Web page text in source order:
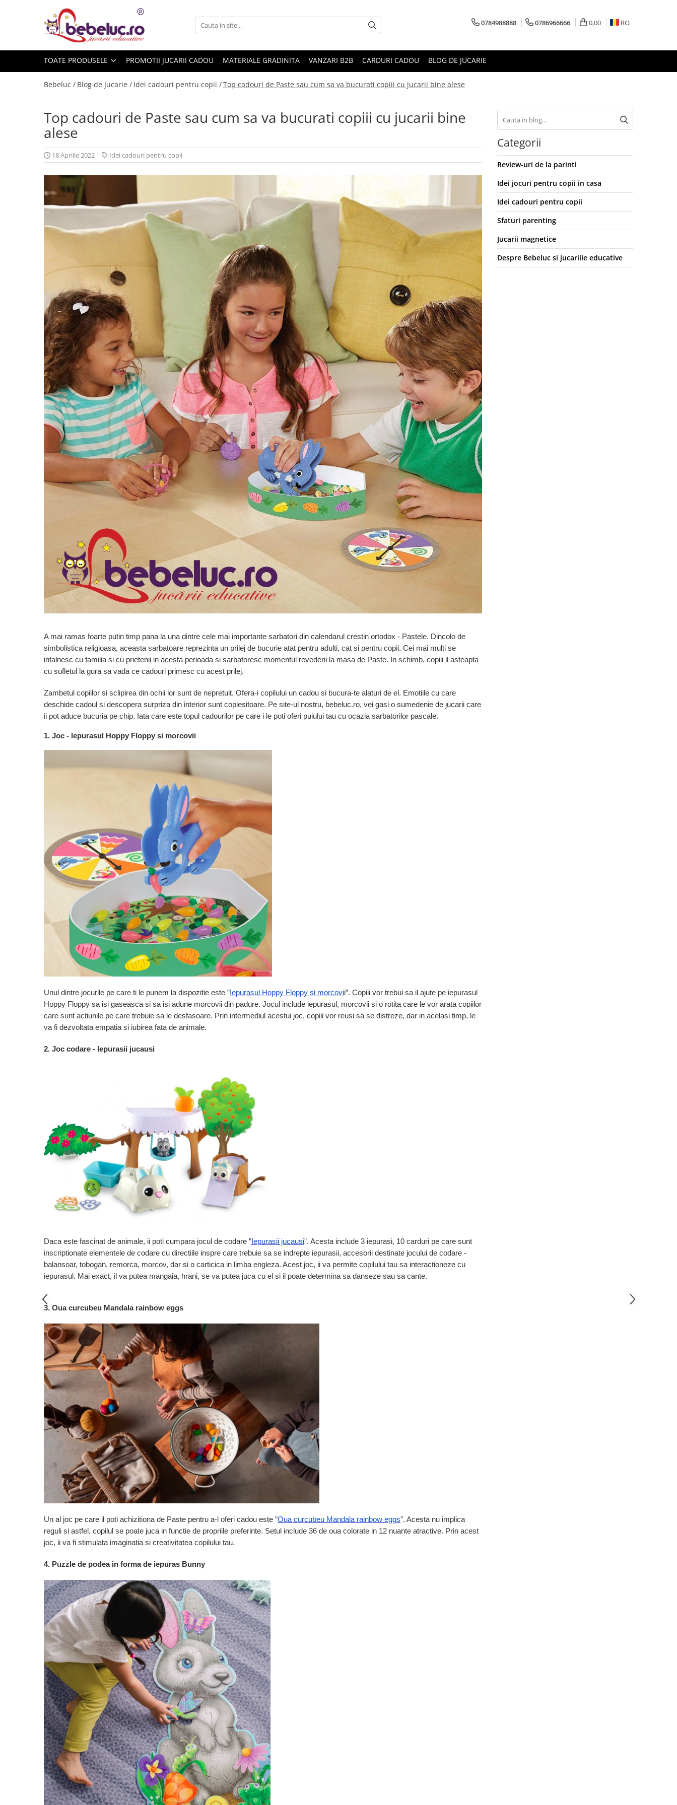
Toate Produsele
Set constructie copii
Cuburi de construit
Seturi Experimente pentru copii
Organele Corpului Uman
Roboti de jucarie
Jucarii Creativitate
Lucru manual copii
Seturi de desen
Seturi de pictura pentru copii
Jucarii interactive
Proiector pentru copii
Instrumente muzicale pentru copii
Caruseluri muzicale
Storytelling
Bucatarii pentru copii
Banc de lucru pentru copii
Papusi de mana
Casa de papusi
Bormasina magica
Costum Halloween Copii
Papusi si Bebelusi Reborn
Animale de jucarie
Jucarii cu Dinozauri
Figurine cu animale domestice
Figurine plus
Nevoi speciale si sindrom Down
Jucarii cu alfabet
Seturi Numberblocks
Jucarii de motricitate
Puzzle clasic
Puzzle incastru
Puzzle de podea
Jucarii bebelusi
Jucarii de baie
Jucarii dentitie
Jucarii senzoriale
Saltele de activitati pentru bebe
Jocuri Magnetice
Jocuri de societate
Jocuri cu litere
Jocuri cu numere
Jocuri de indemanare
Jocuri de podea
Carti pe alese
Carti pentru copii 1 an
Carti de colorat
Carticele interactive
Idei cadou fetite
Cadouri ieftine pentru copii
Cadouri botez
Cadou copii 2 ani
Cadou copii 4 ani
Cadou copii 6 ani
Cadou copii 7 ani
Cadou copii 8 ani
Cadou copii 9 ani
Cadou copii 10 ani
Cadou copii 11 ani
Cadou copii 12 ani
Caserola compartimentata copii
Etui Ochelari
Ghiozdan baieti
Sacose si Genti
Umbrela copii
Cutiuta metalica
Accesorii bebelusi
Veioza copii
Decoratiuni camera copilului
Produse de Curatenie
Jucarii exterior
Trotinete copii
Jucarii curte
Leagane copii
Karturi copii
Biciclete copii
Trambulina copii
0784988888 0786966666 0,00 RO
TOATE PRODUSELE PROMOTII JUCARII CADOU MATERIALE GRADINITA VANZARI B2B CARDURI CADOU BLOG DE JUCARIE
Bebeluc / Blog de Jucarie / Idei cadouri pentru copii /Top cadouri de Paste sau cum sa va bucurati copiii cu jucarii bine alese
Top cadouri de Paste sau cum sa va bucurati copiii cu jucarii bine
alese
18 Aprilie 2022 | Idei cadouri pentru copii
A mai ramas foarte putin timp pana la una dintre cele mai importante sarbatori din calendarul crestin ortodox - Pastele. Dincolo de
simbolistica religioasa, aceasta sarbatoare reprezinta un prilej de bucurie atat pentru adulti, cat si pentru copii. Cei mai multi se
intalnesc cu familia si cu prietenii in acesta perioada si sarbatoresc momentul revederii la masa de Paste. In schimb, copiii il asteapta
cu sufletul la gura sa vada ce cadouri primesc cu acest prilej.
Zambetul copiilor si sclipirea din ochii lor sunt de nepretuit. Ofera-i copilului un cadou si bucura-te alaturi de el. Emotiile cu care
deschide cadoul si descopera surpriza din interior sunt coplesitoare. Pe site-ul nostru, bebeluc.ro, vei gasi o sumedenie de jucarii care
ii pot aduce bucuria pe chip. Iata care este topul cadourilor pe care i le poti oferi puiului tau cu ocazia sarbatorilor pascale.
1. Joc - Iepurasul Hoppy Floppy si morcovii
Unul dintre jocurile pe care ti le punem la dispozitie este ” Iepurasul Hoppy Floppy si morcovii”. Copiii vor trebui sa il ajute pe iepurasul
Hoppy Floppy sa isi gaseasca si sa isi adune morcovii din padure. Jocul include iepurasul, morcovii si o rotita care le vor arata copiilor
care sunt actiunile pe care trebuie sa le desfasoare. Prin intermediul acestui joc, copiii vor reusi sa se distreze, dar in acelasi timp, le
va fi dezvoltata empatia si iubirea fata de animale.
2. Joc codare - Iepurasii jucausi
Daca este fascinat de animale, ii poti cumpara jocul de codare ” Iepurasii jucausi”. Acesta include 3 iepurasi, 10 carduri pe care sunt
inscriptionate elementele de codare cu directiile inspre care trebuie sa se indrepte iepurasii, accesorii destinate jocului de codare -
balansoar, tobogan, remorca, morcov, dar si o carticica in limba engleza. Acest joc, ii va permite copilului tau sa interactioneze cu
iepurasul. Mai exact, il va putea mangaia, hrani, se va putea juca cu el si il poate determina sa danseze sau sa cante.
3. Oua curcubeu Mandala rainbow eggs
Un al joc pe care il poti achizitiona de Paste pentru a-l oferi cadou este ”Oua curcubeu Mandala rainbow eggs”. Acesta nu implica
reguli si astfel, copilul se poate juca in functie de propriile preferinte. Setul include 36 de oua colorate in 12 nuante atractive. Prin acest
joc, ii va fi stimulata imaginatia si creativitatea copilului tau.
4. Puzzle de podea in forma de iepuras Bunny
Categorii
Review-uri de la parinti
Idei jocuri pentru copii in casa
Idei cadouri pentru copii
Sfaturi parenting
Jucarii magnetice
Despre Bebeluc si jucariile educative